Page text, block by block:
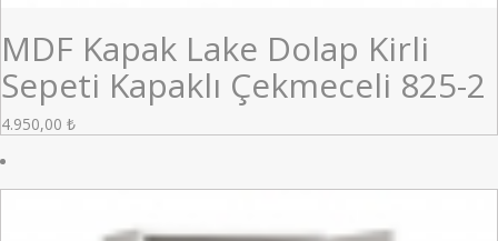
MDF Kapak Lake Dolap Kirli
Sepeti Kapaklı Çekmeceli 825-2
4.950,00 ₺